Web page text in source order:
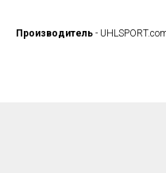
Производитель -